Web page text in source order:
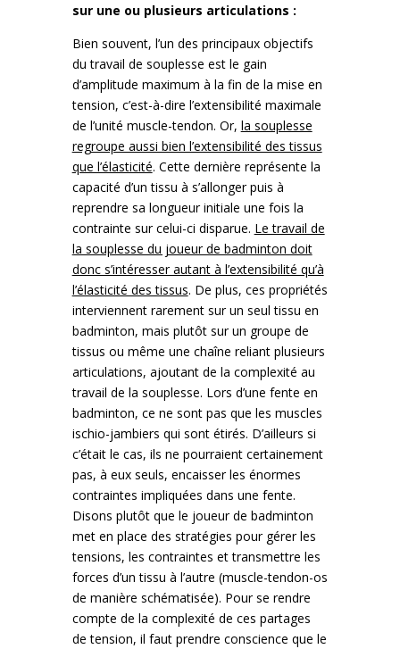
sur une ou plusieurs articulations :
Bien souvent, l’un des principaux objectifs
du travail de souplesse est le gain
d’amplitude maximum à la fin de la mise en
tension, c’est-à-dire l’extensibilité maximale
de l’unité muscle-tendon. Or, la souplesse
regroupe aussi bien l’extensibilité des tissus
que l’élasticité. Cette dernière représente la
capacité d’un tissu à s’allonger puis à
reprendre sa longueur initiale une fois la
contrainte sur celui-ci disparue. Le travail de
la souplesse du joueur de badminton doit
donc s’intéresser autant à l’extensibilité qu’à
l’élasticité des tissus. De plus, ces propriétés
interviennent rarement sur un seul tissu en
badminton, mais plutôt sur un groupe de
tissus ou même une chaîne reliant plusieurs
articulations, ajoutant de la complexité au
travail de la souplesse. Lors d’une fente en
badminton, ce ne sont pas que les muscles
ischio-jambiers qui sont étirés. D’ailleurs si
c’était le cas, ils ne pourraient certainement
pas, à eux seuls, encaisser les énormes
contraintes impliquées dans une fente.
Disons plutôt que le joueur de badminton
met en place des stratégies pour gérer les
tensions, les contraintes et transmettre les
forces d’un tissu à l’autre (muscle-tendon-os
de manière schématisée). Pour se rendre
compte de la complexité de ces partages
de tension, il faut prendre conscience que le